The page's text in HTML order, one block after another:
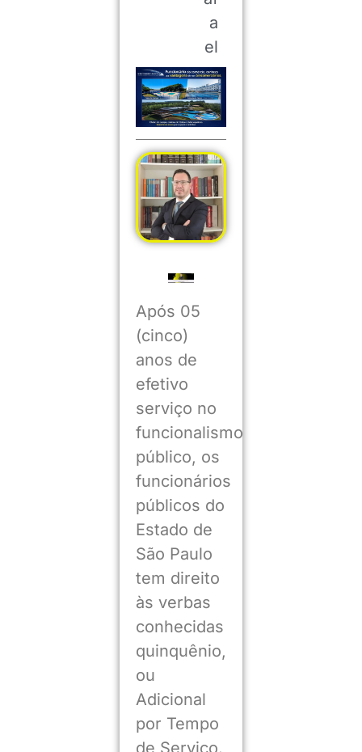
a
el
Após 05
(cinco)
anos de
efetivo
serviço no
funcionalismo
público, os
funcionários
públicos do
Estado de
São Paulo
tem direito
às verbas
conhecidas
quinquênio,
ou
Adicional
por Tempo
de Serviço.